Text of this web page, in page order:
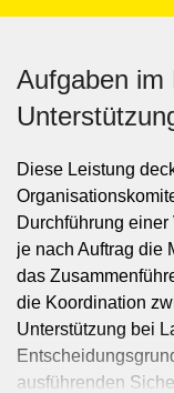
Aufgaben im
Diese Leistung
Durchführung
je nach Auftrag die
das
die Koordination
Unterstützung bei
ausführenden